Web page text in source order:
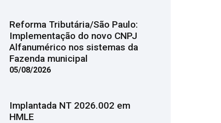
Reforma Tributária/São Paulo:
Implementação do novo CNPJ
Alfanumérico nos sistemas da
Fazenda municipal
05/08/2026
Implantada NT 2026.002 em
HMLE